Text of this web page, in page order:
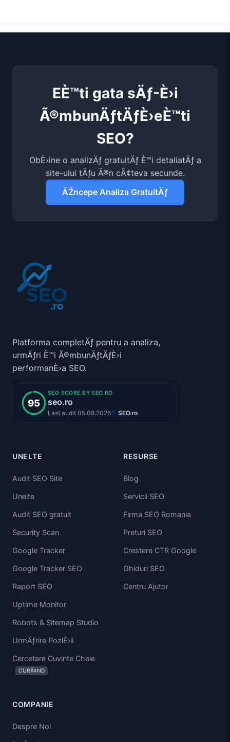
EÈ™ti gata sÄƒ-È›i
Ã®mbunÄƒtÄƒÈ›eÈ™ti
SEO?
ObÈ›ine o analizÄƒ gratuitÄƒ È™i detaliatÄƒ a
site-ului tÄƒu Ã®n cÃ¢teva secunde.
ÃŽncepe Analiza GratuitÄƒ
Platforma completÄƒ pentru a analiza,
urmÄƒri È™i Ã®mbunÄƒtÄƒÈ›i
performanÈ›a SEO.
UNELTE
Audit SEO Site
Unelte
Audit SEO gratuit
Security Scan
Google Tracker
Google Tracker SEO
Raport SEO
Uptime Monitor
Robots & Sitemap Studio
UrmÄƒrire PoziÈ›ii
Cercetare Cuvinte Cheie
CURÃ¢ND
RESURSE
Blog
Servicii SEO
Firma SEO Romania
Preturi SEO
Crestere CTR Google
Ghiduri SEO
Centru Ajutor
COMPANIE
Despre Noi